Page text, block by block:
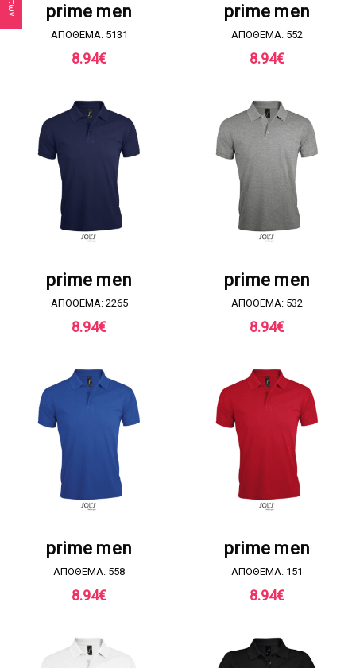
prime men
ΑΠΟΘΕΜΑ: 5131
8.94€
prime men
ΑΠΟΘΕΜΑ: 552
8.94€
prime men
ΑΠΟΘΕΜΑ: 2265
8.94€
prime men
ΑΠΟΘΕΜΑ: 532
8.94€
prime men
ΑΠΟΘΕΜΑ: 558
8.94€
prime men
ΑΠΟΘΕΜΑ: 151
8.94€